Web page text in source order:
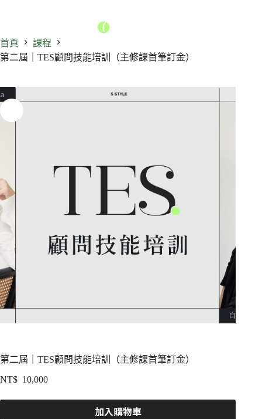
首頁
課程
第二屆｜TES顧問技能培訓（主修課首筆訂金）
第二屆｜TES顧問技能培訓（主修課首筆訂金）
NT$ 10,000
加入購物車